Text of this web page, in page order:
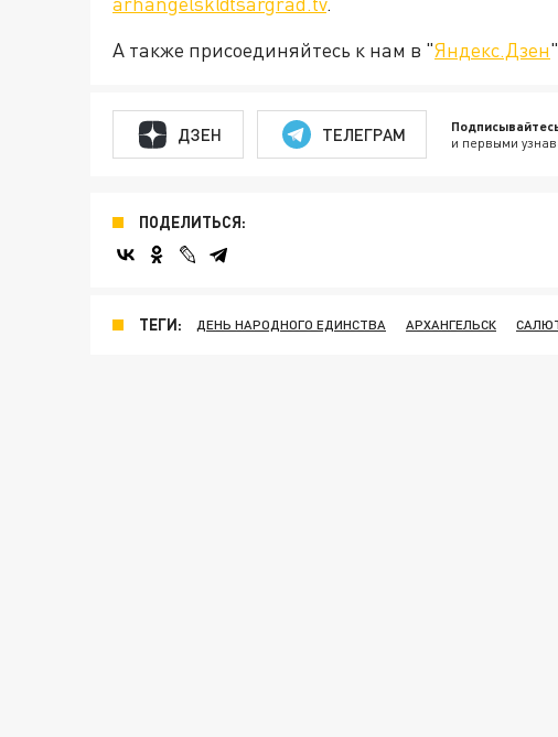
А также присоединяйтесь к нам в "Яндекс.Дзен
ДЗЕН ТЕЛЕГРАМ и первыми
ПОДЕЛИТЬСЯ:
ТЕГИ: ДЕНЬ НАРОДНОГО ЕДИНСТВА АРХАНГЕЛЬСК